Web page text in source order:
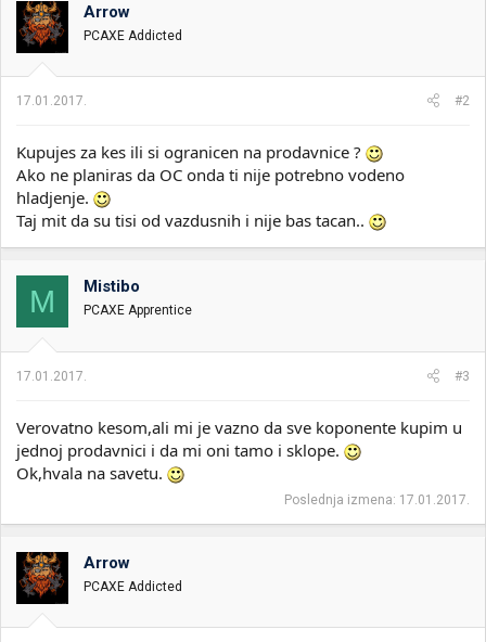
Arrow
PCAXE Addicted
17.01.2017. #2
Kupujes za kes ili si ogranicen na prodavnice ?
Ako ne planiras da OC onda ti nije potrebno vodeno
hladjenje.
Taj mit da su tisi od vazdusnih i nije bas tacan..
M Mistibo
PCAXE Apprentice
17.01.2017. #3
Verovatno kesom,ali mi je vazno da sve koponente kupim u
jednoj prodavnici i da mi oni tamo i sklope.
Ok,hvala na savetu.
Poslednja izmena: 17.01.2017.
Arrow
PCAXE Addicted